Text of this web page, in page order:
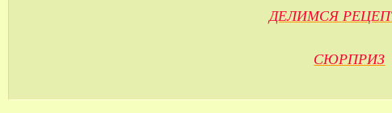
ДЕЛИМСЯ
СЮРПРИЗ